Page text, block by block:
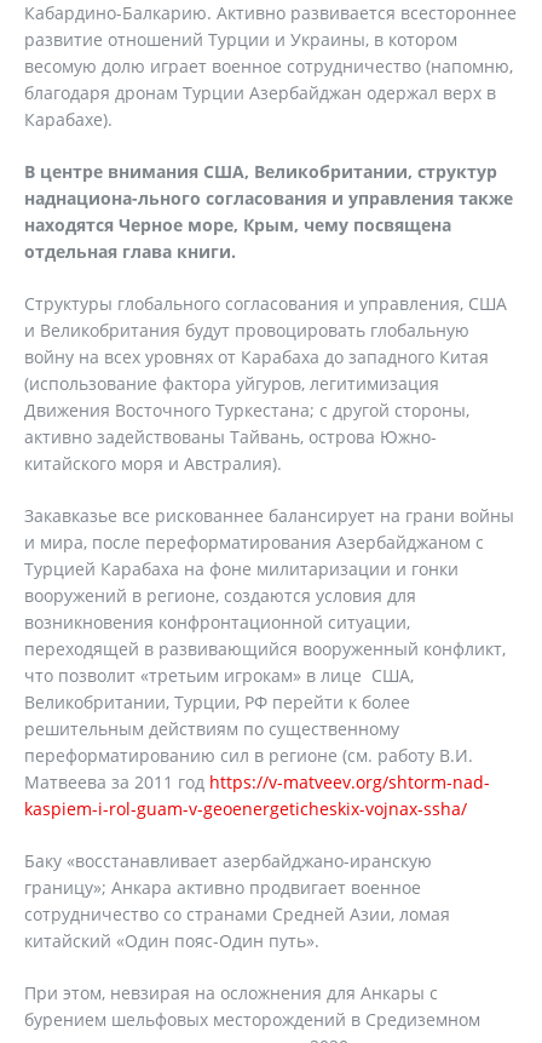
Кабардино-Балкарию. Активно развивается всестороннее
развитие отношений Турции и Украины, в котором
весомую долю играет военное сотрудничество (напомню,
благодаря дронам Турции Азербайджан одержал верх в
Карабахе).
В центре внимания США, Великобритании, структур
наднациона-льного согласования и управления также
находятся Черное море, Крым, чему посвящена
отдельная глава книги.
Структуры глобального согласования и управления, США
и Великобритания будут провоцировать глобальную
войну на всех уровнях от Карабаха до западного Китая
(использование фактора уйгуров, легитимизация
Движения Восточного Туркестана; с другой стороны,
активно задействованы Тайвань, острова Южно-
китайского моря и Австралия).
Закавказье все рискованнее балансирует на грани войны
и мира, после переформатирования Азербайджаном с
Турцией Карабаха на фоне милитаризации и гонки
вооружений в регионе, создаются условия для
возникновения конфронтационной ситуации,
переходящей в развивающийся вооруженный конфликт,
что позволит «третьим игрокам» в лице США,
Великобритании, Турции, РФ перейти к более
решительным действиям по существенному
переформатированию сил в регионе (см. работу В.И.
Матвеева за 2011 год https://v-matveev.org/shtorm-nad-
kaspiem-i-rol-guam-v-geoenergeticheskix-vojnax-ssha/
Баку «восстанавливает азербайджано-иранскую
границу»; Анкара активно продвигает военное
сотрудничество со странами Средней Азии, ломая
китайский «Один пояс-Один путь».
При этом, невзирая на осложнения для Анкары с
бурением шельфовых месторождений в Средиземном